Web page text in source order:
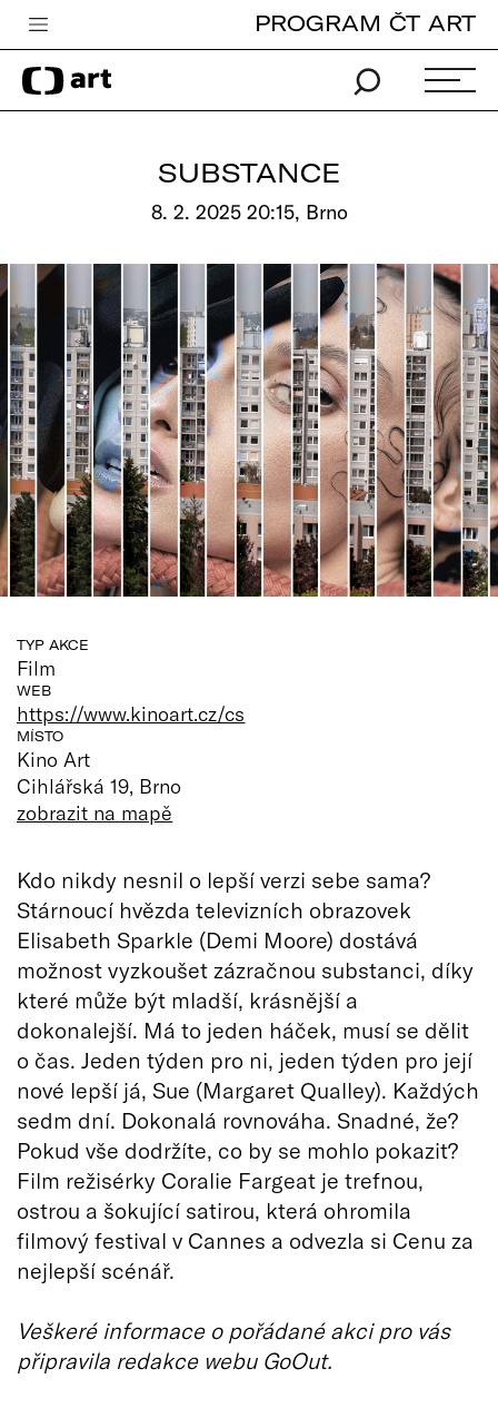
Česká televize
Zpravodajství
Pro děti
edu
Vše o ČT
PROGRAM ČT ART
SUBSTANCE
8. 2. 2025 20:15, Brno
TYP AKCE
Film
WEB
https://www.kinoart.cz/cs
MÍSTO
Kino Art
Cihlářská 19, Brno
zobrazit na mapě
Kdo nikdy nesnil o lepší verzi sebe sama?
Stárnoucí hvězda televizních obrazovek
Elisabeth Sparkle (Demi Moore) dostává
možnost vyzkoušet zázračnou substanci, díky
které může být mladší, krásnější a
dokonalejší. Má to jeden háček, musí se dělit
o čas. Jeden týden pro ni, jeden týden pro její
nové lepší já, Sue (Margaret Qualley). Každých
sedm dní. Dokonalá rovnováha. Snadné, že?
Pokud vše dodržíte, co by se mohlo pokazit?
Film režisérky Coralie Fargeat je trefnou,
ostrou a šokující satirou, která ohromila
filmový festival v Cannes a odvezla si Cenu za
nejlepší scénář.
Veškeré informace o pořádané akci pro vás
připravila redakce webu GoOut.